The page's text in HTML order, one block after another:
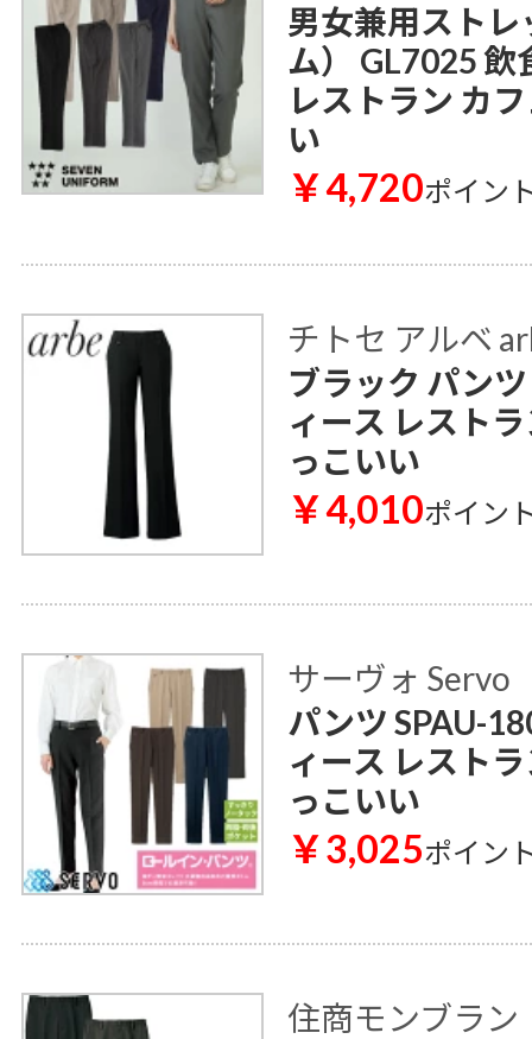
男女兼用スト
ム） GL7025 飲
レストラン カ
い
￥4,720ポイン
チトセ アルベ
ブラック パン
ィース レスト
っこいい
￥4,010ポイン
サーヴォ Servo
パンツ SPAU-
ィース レスト
っこいい
￥3,025ポイン
住商モンブラン